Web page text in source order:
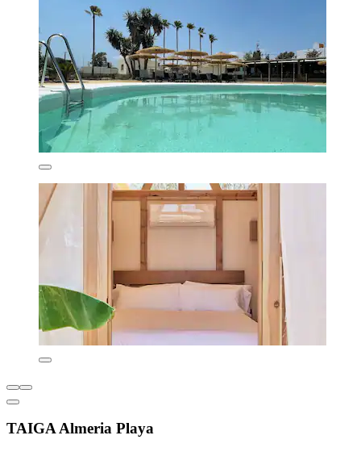
TAIGA Almeria Playa